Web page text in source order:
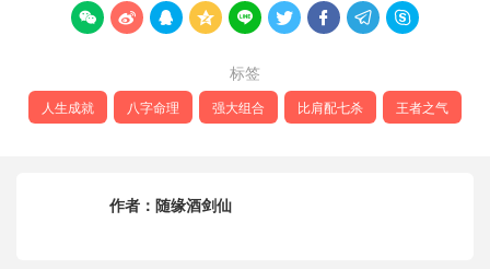
        
标签
人生成就 八字命理 强大组合 比肩配七杀 王者之气
作者： 随缘酒剑仙